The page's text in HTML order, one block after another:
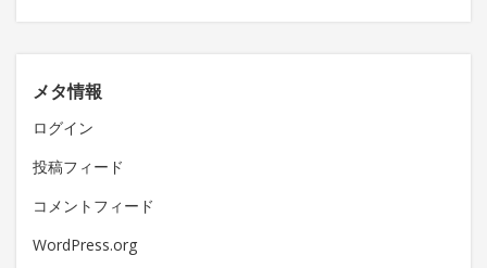
メタ情報
ログイン
投稿フィード
コメントフィード
WordPress.org